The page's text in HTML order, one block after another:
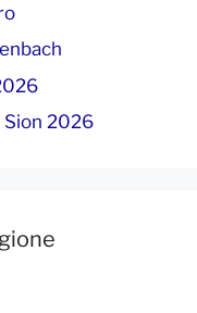
Sion 2026